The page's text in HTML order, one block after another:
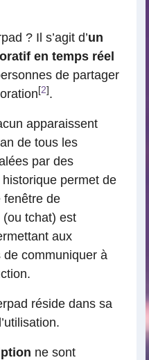
? Il s’agit d’un
en temps réel
de partager
[2] .
apparaissent
de tous les
par des
permet de
fenêtre de
tchat) est
aux
communiquer à
réside dans sa
ne sont